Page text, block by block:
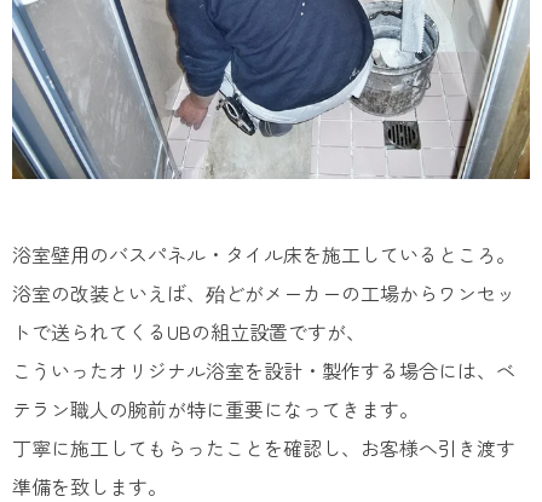
浴室壁用のバスパネル・タイル床を施工しているところ。
浴室の改装といえば、殆どがメーカーの工場からワンセッ
トで送られてくるUBの組立設置ですが、
こういったオリジナル浴室を設計・製作する場合には、ベ
テラン職人の腕前が特に重要になってきます。
丁寧に施工してもらったことを確認し、お客様へ引き渡す
準備を致します。